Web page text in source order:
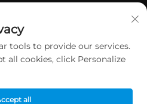
Industrial Co., Ltd. Alle
tools to provide our services.
all cookies, click Personalize
all